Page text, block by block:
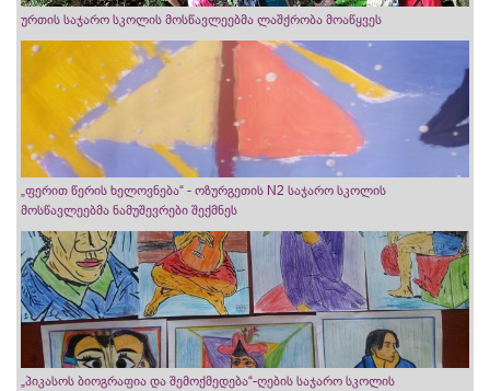
ურთის საჯარო სკოლის მოსწავლეებმა ლაშქრობა მოაწყვეს
„ფერით წერის ხელოვნება“ - ოზურგეთის N2 საჯარო სკოლის
მოსწავლეებმა ნამუშევრები შექმნეს
„პიკასოს ბიოგრაფია და შემოქმედება“-ღების საჯარო სკოლის